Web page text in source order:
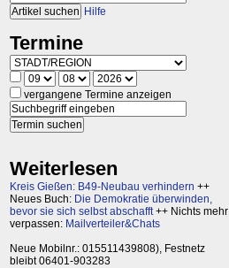
Hilfe
Termine
vergangene Termine anzeigen
Weiterlesen
Kreis Gießen: B49-Neubau verhindern ++
Neues Buch: Die Demokratie überwinden,
bevor sie sich selbst abschafft++ Nichts mehr
verpassen: Mailverteiler&Chats
Neue Mobilnr.: 015511439808), Festnetz
bleibt 06401-903283